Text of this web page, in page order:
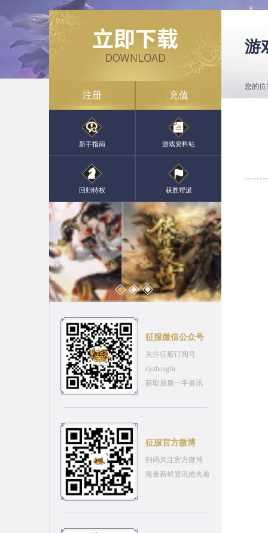
注册 充值
新手指南 游戏资料站
回归特权 获胜帮派
征服微信公众号
关注征服订阅号
dyzhengfu
获取最新一手资讯
征服官方微博
扫码关注官方微博
海量新鲜资讯抢先看
游
您的位